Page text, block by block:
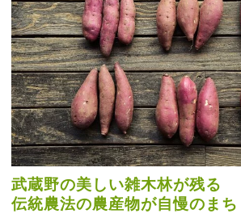
武蔵野の美しい雑木林が残る
伝統農法の農産物が自慢のまち